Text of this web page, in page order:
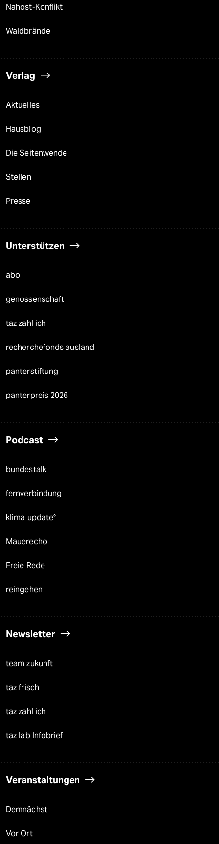
Nahost-Konflikt
Waldbrände
Verlag
Aktuelles
Hausblog
Die Seitenwende
Stellen
Presse
Unterstützen
abo
genossenschaft
taz zahl ich
recherchefonds ausland
panterstiftung
panterpreis 2026
Podcast
bundestalk
fernverbindung
klima update°
Mauerecho
Freie Rede
reingehen
Newsletter
team zukunft
taz frisch
taz zahl ich
taz lab Infobrief
Veranstaltungen
Demnächst
Vor Ort